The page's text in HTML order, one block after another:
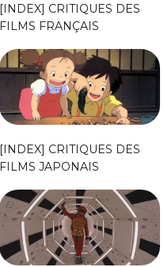
[INDEX] CRITIQUES DES
FILMS FRANÇAIS
[INDEX] CRITIQUES DES
FILMS JAPONAIS